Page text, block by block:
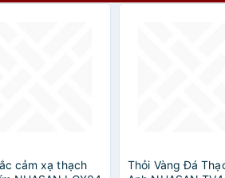
cảm xạ thạch
Thỏi Vàng Đá